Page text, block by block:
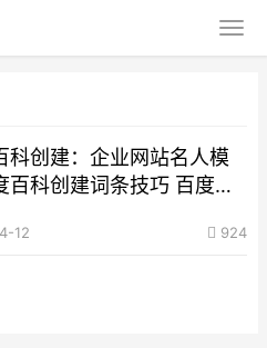
科创建：企业网站名人模
百科创建词条技巧 百度百
12 924